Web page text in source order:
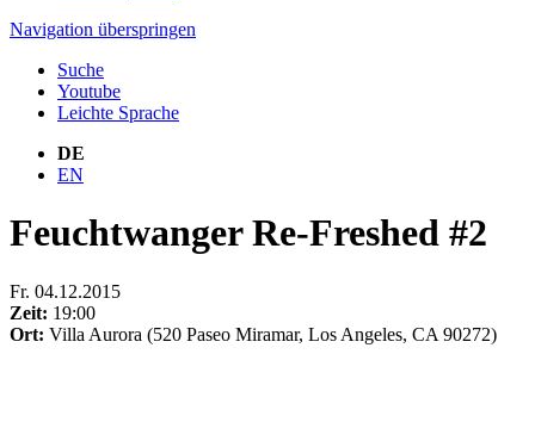
Navigation überspringen
Suche
Youtube
Leichte Sprache
DE
EN
Feuchtwanger Re-Freshed #2
Fr. 04.12.2015
Zeit: 19:00
Ort: Villa Aurora (520 Paseo Miramar, Los Angeles, CA 90272)